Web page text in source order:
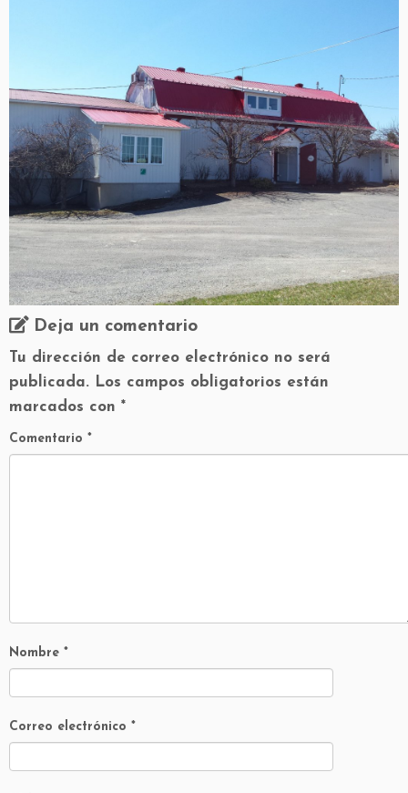
Deja un comentario
Tu dirección de correo electrónico no será
publicada. Los campos obligatorios están
marcados con *
Comentario *
Nombre *
Correo electrónico *